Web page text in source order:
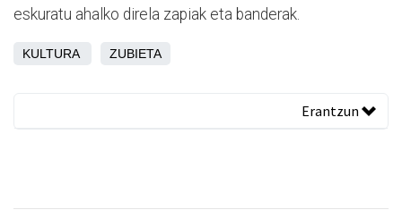
eskuratu ahalko direla zapiak eta banderak.
KULTURA ZUBIETA
Erantzun